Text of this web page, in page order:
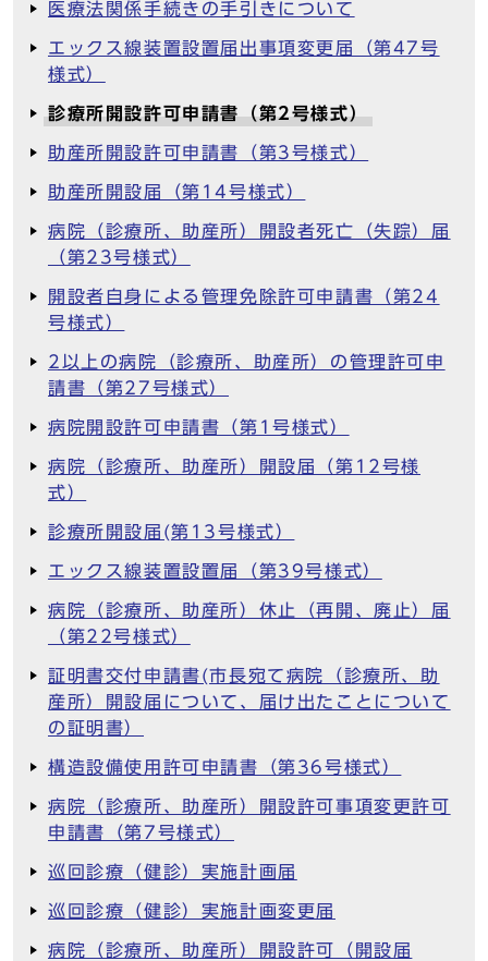
医療法関係手続きの手引きについて
エックス線装置設置届出事項変更届（第47号
様式）
診療所開設許可申請書（第2号様式）
助産所開設許可申請書（第3号様式）
助産所開設届（第14号様式）
病院（診療所、助産所）開設者死亡（失踪）届
（第23号様式）
開設者自身による管理免除許可申請書（第24
号様式）
2以上の病院（診療所、助産所）の管理許可申
請書（第27号様式）
病院開設許可申請書（第1号様式）
病院（診療所、助産所）開設届（第12号様
式）
診療所開設届(第13号様式）
エックス線装置設置届（第39号様式）
病院（診療所、助産所）休止（再開、廃止）届
（第22号様式）
証明書交付申請書(市長宛て病院（診療所、助
産所）開設届について、届け出たことについて
の証明書）
構造設備使用許可申請書（第36号様式）
病院（診療所、助産所）開設許可事項変更許可
申請書（第7号様式）
巡回診療（健診）実施計画届
巡回診療（健診）実施計画変更届
病院（診療所、助産所）開設許可（開設届